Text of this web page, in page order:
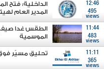
12:46
495
views
الداخلية: فتح
المدير العام
11:44
483
views
الطقس غدا
الموسمية
11:11
365
views
تحليق مسيّر فوق